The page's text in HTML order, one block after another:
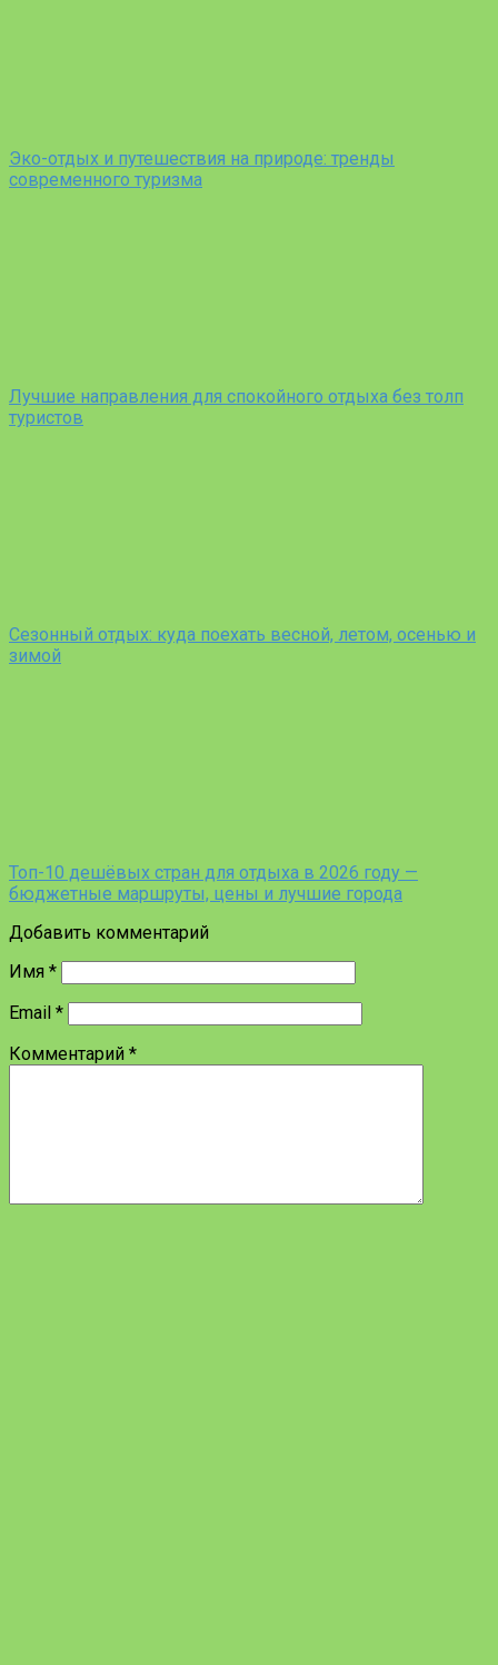
Эко-отдых и путешествия на природе: тренды
современного туризма
Лучшие направления для спокойного отдыха без толп
туристов
Сезонный отдых: куда поехать весной, летом, осенью и
зимой
Топ-10 дешёвых стран для отдыха в 2026 году —
бюджетные маршруты, цены и лучшие города
Добавить комментарий
Имя *
Email *
Комментарий *